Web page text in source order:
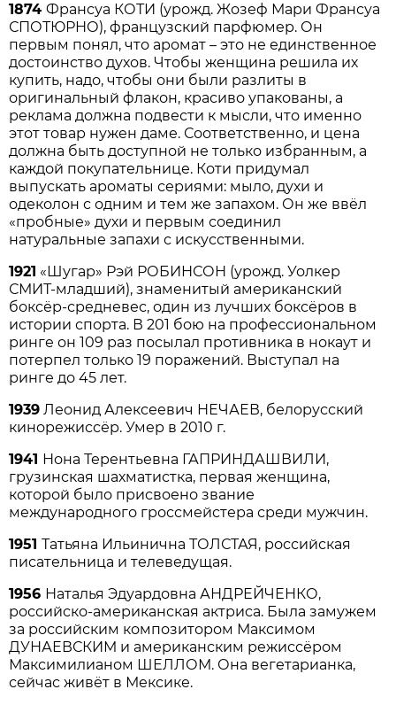
1874Франсуа КОТИ (урожд. Жозеф Мари Франсуа
СПОТЮРНО), французский парфюмер. Он
первым понял, что аромат – это не единственное
достоинство духов. Чтобы женщина решила их
купить, надо, чтобы они были разлиты в
оригинальный флакон, красиво упакованы, а
реклама должна подвести к мысли, что именно
этот товар нужен даме. Соответственно, и цена
должна быть доступной не только избранным, а
каждой покупательнице. Коти придумал
выпускать ароматы сериями: мыло, духи и
одеколон с одним и тем же запахом. Он же ввёл
«пробные» духи и первым соединил
натуральные запахи с искусственными.
1921 «Шугар» Рэй РОБИНСОН (урожд. Уолкер
СМИТ-младший), знаменитый американский
боксёр-средневес, один из лучших боксёров в
истории спорта. В 201 бою на профессиональном
ринге он 109 раз посылал противника в нокаут и
потерпел только 19 поражений. Выступал на
ринге до 45 лет.
1939 Леонид Алексеевич НЕЧАЕВ, белорусский
кинорежиссёр. Умер в 2010 г.
1941 Нона Терентьевна ГАПРИНДАШВИЛИ,
грузинская шахматистка, первая женщина,
которой было присвоено звание
международного гроссмейстера среди мужчин.
1951Татьяна Ильинична ТОЛСТАЯ, российская
писательница и телеведущая.
1956 Наталья Эдуардовна АНДРЕЙЧЕНКО,
российско-американская актриса. Была замужем
за российским композитором Максимом
ДУНАЕВСКИМ и американским режиссёром
Максимилианом ШЕЛЛОМ. Она вегетарианка,
сейчас живёт в Мексике.